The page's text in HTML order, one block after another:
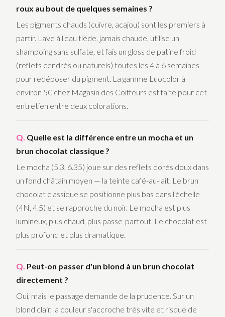
roux au bout de quelques semaines ?
Les pigments chauds (cuivre, acajou) sont les premiers à
partir. Lave à l'eau tiède, jamais chaude, utilise un
shampoing sans sulfate, et fais un gloss de patine froid
(reflets cendrés ou naturels) toutes les 4 à 6 semaines
pour redéposer du pigment. La gamme Luocolor à
environ 5€ chez Magasin des Coiffeurs est faite pour cet
entretien entre deux colorations.
Quelle est la différence entre un mocha et un
brun chocolat classique ?
Le mocha (5.3, 6.35) joue sur des reflets dorés doux dans
un fond châtain moyen — la teinte café-au-lait. Le brun
chocolat classique se positionne plus bas dans l'échelle
(4N, 4.5) et se rapproche du noir. Le mocha est plus
lumineux, plus chaud, plus passe-partout. Le chocolat est
plus profond et plus dramatique.
Peut-on passer d'un blond à un brun chocolat
directement ?
Oui, mais le passage demande de la prudence. Sur un
blond clair, la couleur s'accroche très vite et risque de